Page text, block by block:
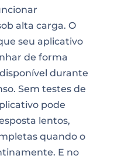
alta carga. O
seu aplicativo
de forma
durante
Sem testes de
pode
lentos,
quando o
E no